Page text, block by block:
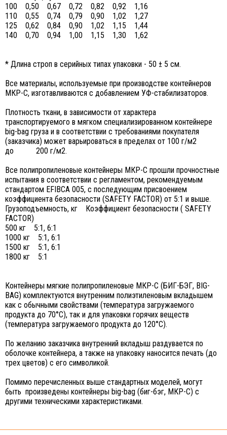
100 0,50 0,67 0,72 0,82 0,92 1,16
110 0,55 0,74 0,79 0,90 1,02 1,27
125 0,62 0,84 0,90 1,02 1,15 1,44
140 0,70 0,94 1,00 1,15 1,30 1,62
* Длина строп в серийных типах упаковки - 50 ± 5 см.
Все материалы, используемые при производстве контейнеров
МКР-С, изготавливаются с добавлением УФ-стабилизаторов.
Плотность ткани, в зависимости от характера
транспортируемого в мягком специализированном контейнере
big-bag груза и в соответствии с требованиями покупателя
(заказчика) может варьироваться в пределах от 100 г/м2
до 200 г/м2.
Все полипропиленовые контейнеры МКР-С прошли прочностные
испытания в соответствии с регламентом, рекомендуемым
стандартом EFIBCA 005, с последующим присвоением
коэффициента безопасности (SAFETY FACTOR) от 5:1 и выше.
Грузоподъемность, кг Коэффициент безопасности ( SAFETY
FACTOR)
500 кг 5:1, 6:1
1000 кг 5:1, 6:1
1500 кг 5:1, 6:1
1800 кг 5:1
Контейнеры мягкие полипропиленовые МКР-С (БИГ-БЭГ, BIG-
BAG) комплектуются внутренним полиэтиленовым вкладышем
как с обычными свойствами (температура загружаемого
продукта до 70°С), так и для упаковки горячих веществ
(температура загружаемого продукта до 120°С).
По желанию заказчика внутренний вкладыш раздувается по
оболочке контейнера, а также на упаковку наносится печать (до
трех цветов) с его символикой.
Помимо перечисленных выше стандартных моделей, могут
быть произведены контейнеры big-bag (биг-бэг, МКР-С) с
другими техническими характеристиками.